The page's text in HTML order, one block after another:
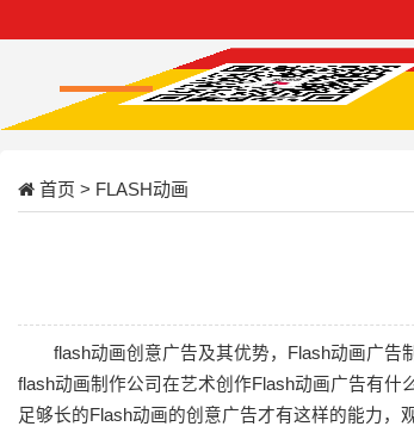
首页 > FLASH动画
flash动画创意广告及其优势，Flash动画广告
flash动画制作公司在艺术创作Flash动画广告有什
足够长的Flash动画的创意广告才有这样的能力，